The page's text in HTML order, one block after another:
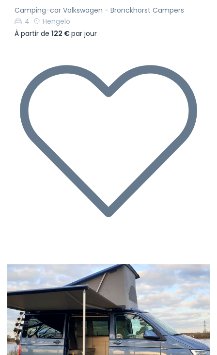
Camping-car Volkswagen - Bronckhorst Campers
4
Hengelo
À partir de 122 €par jour